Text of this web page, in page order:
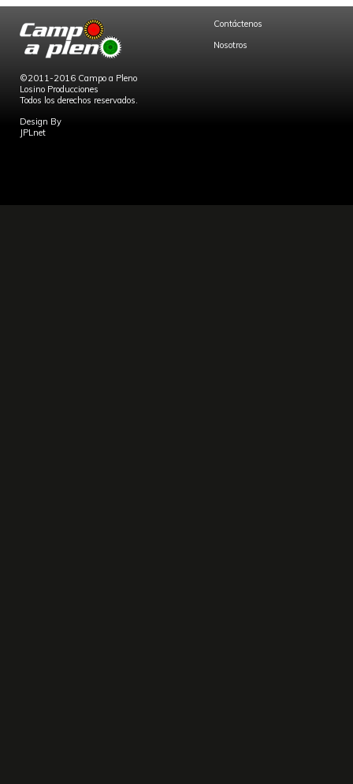
©2011-2016 Campo a Pleno
Losino Producciones
Todos los derechos reservados.
Design By
JPLnet
Contáctenos
Nosotros